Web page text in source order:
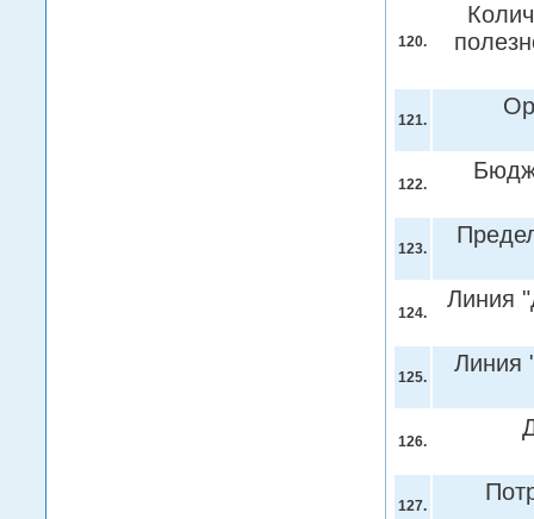
120.
121.
122.
123.
124.
Линия
125.
Линия
126.
127.